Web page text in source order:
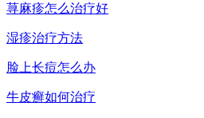
荨麻疹怎么治疗好
湿疹治疗方法
脸上长痘怎么办
牛皮癣如何治疗